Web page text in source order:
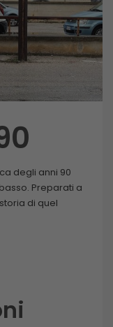
degli anni 90
Preparati a
di quel